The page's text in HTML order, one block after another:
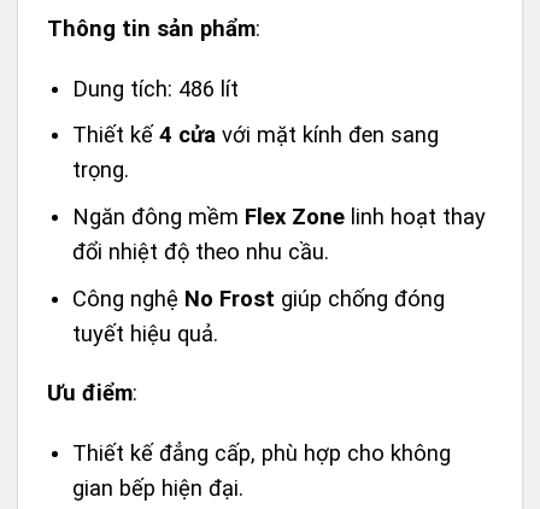
Thông tin sản phẩm:
Dung tích: 486 lít
Thiết kế 4 cửavới mặt kính đen sang
trọng.
Ngăn đông mềm Flex Zonelinh hoạt thay
đổi nhiệt độ theo nhu cầu.
Công nghệ No Frostgiúp chống đóng
tuyết hiệu quả.
Ưu điểm:
Thiết kế đẳng cấp, phù hợp cho không
gian bếp hiện đại.